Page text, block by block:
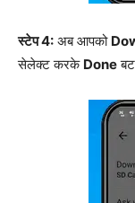
स्टेप 4: अब आपको
सेलेक्ट करके Done